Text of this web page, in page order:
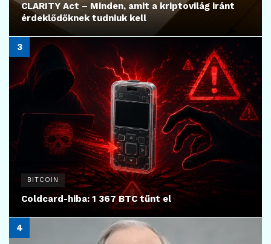
CLARITY Act – Minden, amit a kriptovilág iránt
érdeklődőknek tudniuk kell
BITCOIN
Coldcard-hiba: 1 367 BTC tűnt el